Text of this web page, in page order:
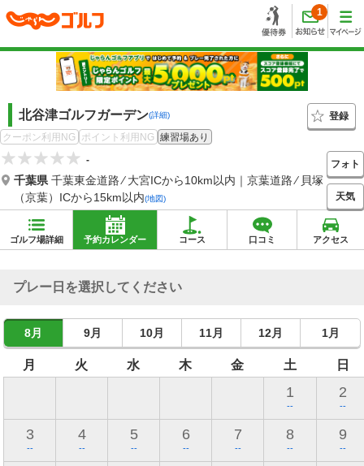
1
北谷津ゴルフガーデン(詳細)
登録
クーポン利用NG
ポイント利用NG 練習場あり
-
千葉県千葉東金道路 ⁄ 大宮ICから10km以内｜京葉道路 ⁄ 貝塚
（京葉）ICから15km以内(地図)
フォト
天気
ゴルフ場詳細 予約カレンダー コース 口コミ アクセス
プレー日を選択してください
8月 9月 10月 11月 12月 1月
月 火 水 木 金 土 日
1
--
2
--
3
--
4
--
5
--
6
--
7
--
8
--
9
--